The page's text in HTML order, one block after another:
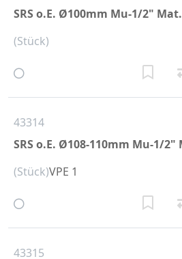
SRS o.E. Ø100mm Mu-1/2"
(Stück)
43314
SRS o.E. Ø108-110mm Mu-1/2"
(Stück)VPE 1
43315